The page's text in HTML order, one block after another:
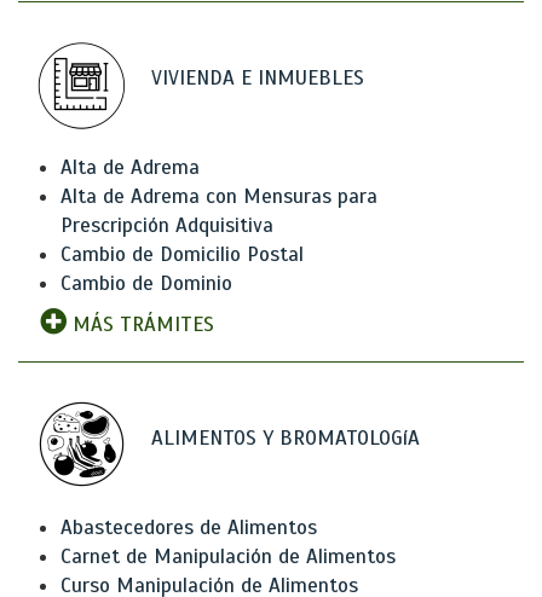
VIVIENDA E INMUEBLES
Alta de Adrema
Alta de Adrema con Mensuras para
Prescripción Adquisitiva
Cambio de Domicilio Postal
Cambio de Dominio
MÁS TRÁMITES
ALIMENTOS Y BROMATOLOGíA
Abastecedores de Alimentos
Carnet de Manipulación de Alimentos
Curso Manipulación de Alimentos